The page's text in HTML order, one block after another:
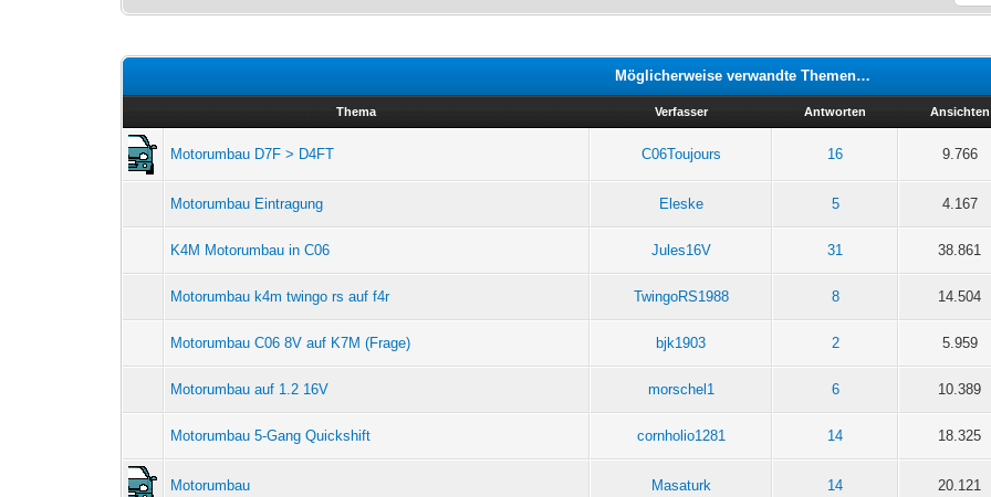
Möglicherweise verwandte Themen…
Thema Verfasser Antworten Ansichten
Motorumbau D7F > D4FT C06Toujours 16 9.766
Motorumbau Eintragung Eleske 5 4.167
K4M Motorumbau in C06 Jules16V 31 38.861
Motorumbau k4m twingo rs auf f4r TwingoRS1988 8 14.504
Motorumbau C06 8V auf K7M (Frage) bjk1903 2 5.959
Motorumbau auf 1.2 16V morschel1 6 10.389
Motorumbau 5-Gang Quickshift cornholio1281 14 18.325
Motorumbau Masaturk 14 20.121